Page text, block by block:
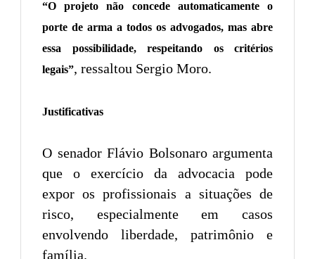
“O projeto não concede automaticamente o
porte de arma a todos os advogados, mas abre
essa possibilidade, respeitando os critérios
legais”, ressaltou Sergio Moro.
Justificativas
O senador Flávio Bolsonaro argumenta
que o exercício da advocacia pode
expor os profissionais a situações de
risco, especialmente em casos
envolvendo liberdade, patrimônio e
família.